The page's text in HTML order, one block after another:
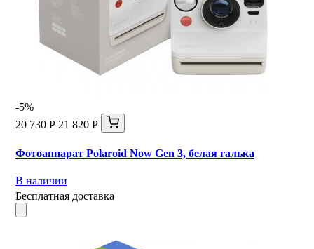
-5%
20 730 Р 21 820 Р
Фотоаппарат Polaroid Now Gen 3, белая галька
В наличии
Бесплатная доставка